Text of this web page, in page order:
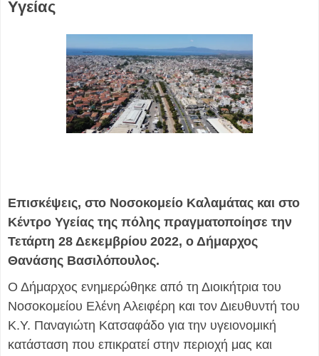
Υγείας
Επισκέψεις, στο Νοσοκομείο Καλαμάτας και στο
Κέντρο Υγείας της πόλης πραγματοποίησε την
Τετάρτη 28 Δεκεμβρίου 2022, ο Δήμαρχος
Θανάσης Βασιλόπουλος.
Ο Δήμαρχος ενημερώθηκε από τη Διοικήτρια του
Νοσοκομείου Ελένη Αλειφέρη και τον Διευθυντή του
Κ.Υ. Παναγιώτη Κατσαφάδο για την υγειονομική
κατάσταση που επικρατεί στην περιοχή μας και